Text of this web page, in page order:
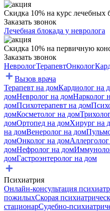
Скидка 10% на курс лечебных
Заказать звонок
Лечебная блокада у невролога
Скидка 10% на первичную
Заказать звонок
НеврологТерапевтОнколог
Вызов врача
Терапевт на домКардиолог на
домНевролог на домНарколог
домПсихотерапевт на дом
домКосметолог на дом
домОртопед на домХирург на
на домВенеролог на дом
домОнколог на дом
домНефролог на дом
домГастроэнтеролог на дом
Психиатрия
Онлайн-консультация
пожилыхСкорая
стационарСудебно-